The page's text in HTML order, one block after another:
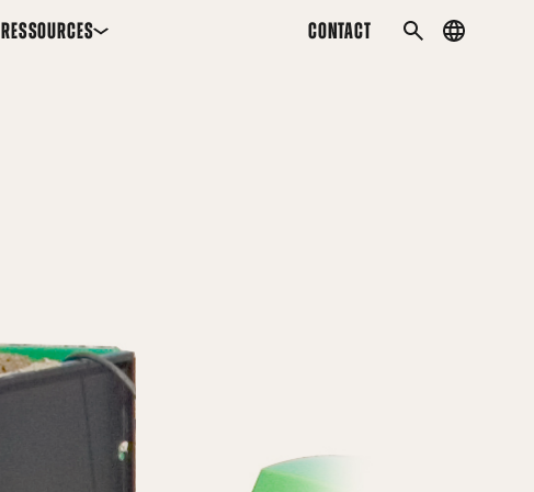
RESSOURCES CONTACT
SEARCHCountry